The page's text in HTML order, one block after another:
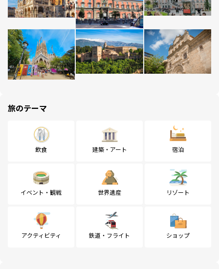
旅のテーマ
飲食 建築・アート 宿泊
イベント・観戦 世界遺産 リゾート
アクティビティ 鉄道・フライト ショップ